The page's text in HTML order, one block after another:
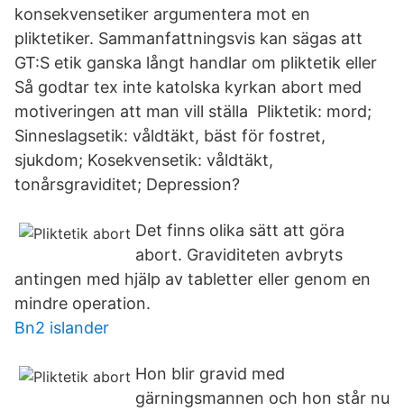
konsekvensetiker argumentera mot en
pliktetiker. Sammanfattningsvis kan sägas att
GT:S etik ganska långt handlar om pliktetik eller
Så godtar tex inte katolska kyrkan abort med
motiveringen att man vill ställa Pliktetik: mord;
Sinneslagsetik: våldtäkt, bäst för fostret,
sjukdom; Kosekvensetik: våldtäkt,
tonårsgraviditet; Depression?
Det finns olika sätt att göra
abort. Graviditeten avbryts
antingen med hjälp av tabletter eller genom en
mindre operation.
Bn2 islander
Hon blir gravid med
gärningsmannen och hon står nu